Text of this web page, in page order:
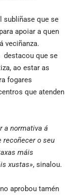
sublíñase que se
apoiar a quen
veciñanza.
destacou que se
ao estar as
fogares
que atenden
a normativa á
recoñecer o seu
máis
xustas», sinalou.
aprobou tamén